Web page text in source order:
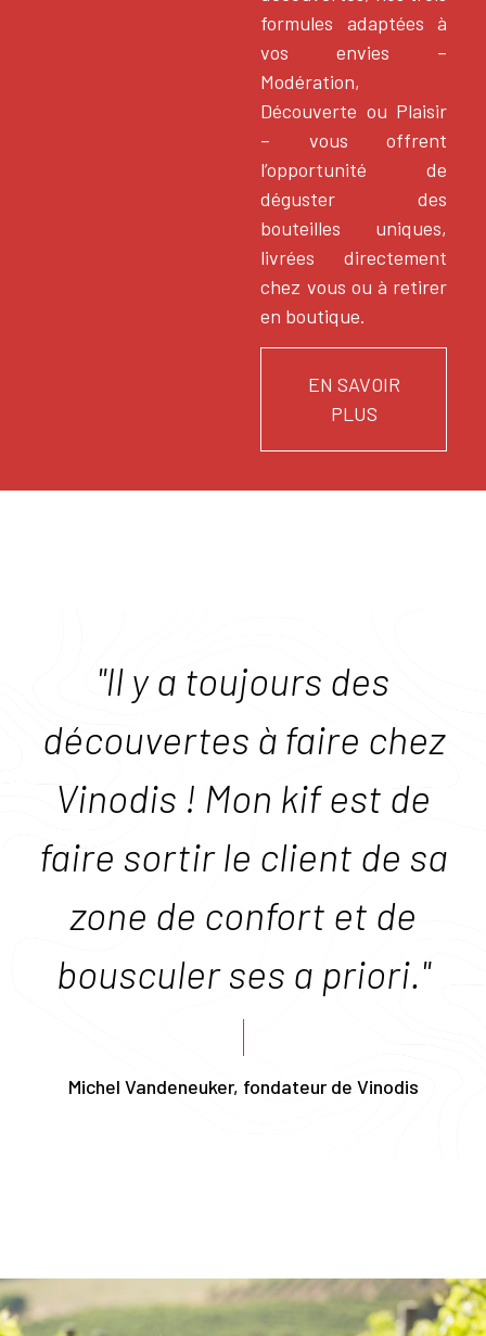
formules adaptées à
vos envies –
Modération,
Découverte ou Plaisir
– vous offrent
l’opportunité de
déguster des
bouteilles uniques,
livrées directement
chez vous ou à retirer
en boutique.
EN SAVOIR
PLUS
"Il y a toujours des
découvertes à faire chez
Vinodis ! Mon kif est de
faire sortir le client de sa
zone de confort et de
bousculer ses a priori."
Michel Vandeneuker, fondateur de Vinodis